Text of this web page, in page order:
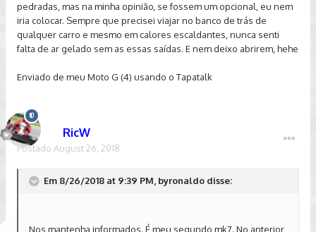
pedradas, mas na minha opinião, se fossem um opcional, eu nem
iria colocar. Sempre que precisei viajar no banco de trás de
qualquer carro e mesmo em calores escaldantes, nunca senti
falta de ar gelado sem as essas saídas. E nem deixo abrirem, hehe
Enviado de meu Moto G (4) usando o Tapatalk
RicW
Postado August 26, 2018
Em 8/26/2018 at 9:39 PM, byronaldo disse:
Nos mantenha informados. É meu segundo mk7. No anterior,